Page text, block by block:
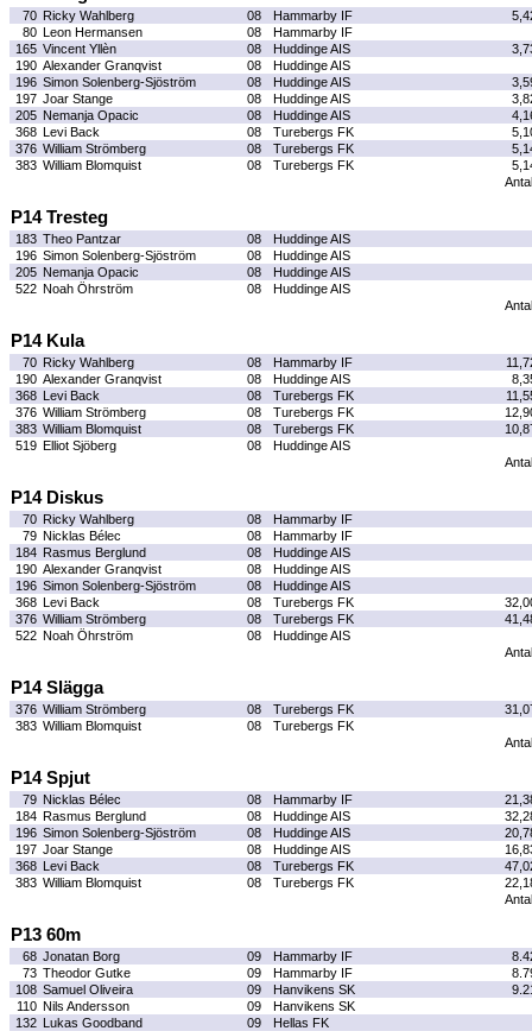
70 Ricky Wahlberg 08 Hammarby IF
80 Leon Hermansen 08
Hammarby IF
165 Vincent Yllèn 08 Huddinge AIS
190 Alexander Granqvist 08
Huddinge AIS
196 Simon Solenberg-Sjöström 08 Huddinge AIS
197 Joar Stange 08 Huddinge AIS
205 Nemanja Opacic 08 Huddinge AIS
368 Levi Back 08 Turebergs FK
376 William Strömberg 08 Turebergs FK
383 William Blomquist 08 Turebergs FK
P14 Tresteg
183 Theo Pantzar 08
Huddinge AIS
196 Simon Solenberg-Sjöström 08
Huddinge AIS
205 Nemanja Opacic 08
Huddinge AIS
522 Noah Öhrström 08
Huddinge AIS
P14 Kula
70 Ricky Wahlberg 08 Hammarby IF
190 Alexander Granqvist 08 Huddinge AIS
368 Levi Back 08 Turebergs FK
376 William Strömberg 08 Turebergs FK
383 William Blomquist 08 Turebergs FK
519 Elliot Sjöberg 08
Huddinge AIS
P14 Diskus
70 Ricky Wahlberg 08
Hammarby IF
79 Nicklas Bélec 08
Hammarby IF
184 Rasmus Berglund 08
Huddinge AIS
190 Alexander Granqvist 08
Huddinge AIS
196 Simon Solenberg-Sjöström 08
Huddinge AIS
368 Levi Back 08 Turebergs FK
376 William Strömberg 08 Turebergs FK
522 Noah Öhrström 08
Huddinge AIS
P14 Slägga
376 William Strömberg 08 Turebergs FK
383 William Blomquist 08
Turebergs FK
P14 Spjut
79 Nicklas Bélec 08 Hammarby IF
184 Rasmus Berglund 08 Huddinge AIS
196 Simon Solenberg-Sjöström 08 Huddinge AIS
197 Joar Stange 08 Huddinge AIS
368 Levi Back 08 Turebergs FK
383 William Blomquist 08 Turebergs FK
P13 60m
68 Jonatan Borg 09 Hammarby IF
73 Theodor Gutke 09 Hammarby IF
108 Samuel Oliveira 09 Hanvikens SK
110 Nils Andersson 09
Hanvikens SK
132 Lukas Goodband 09
Hellas FK